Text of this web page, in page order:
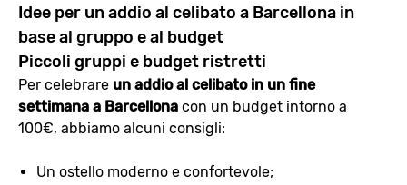
Idee per un addio al celibato a Barcellona in
base al gruppo e al budget
Piccoli gruppi e budget ristretti
Per celebrare un addio al celibato in un fine
settimana a Barcellona con un budget intorno a
100€, abbiamo alcuni consigli:
Un ostello moderno e confortevole;